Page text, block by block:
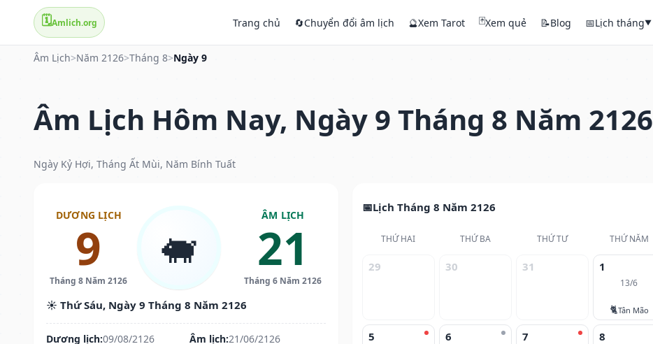
🗓️Amlich.org Trang chủ 🔄Chuyển đổi âm lịch 🔮Xem Tarot 🃏Xem quẻ 📝Blog 📅Lịch tháng▼
Âm Lịch>Năm 2126>Tháng 8>Ngày 9
Âm Lịch Hôm Nay, Ngày 9 Tháng 8 Năm 2126
Ngày Kỷ Hợi, Tháng Ất Mùi, Năm Bính Tuất
DƯƠNG LỊCH
9
Tháng 8 Năm 2126
🐖
ÂM LỊCH
21
Tháng 6 Năm 2126
☀️ Thứ Sáu, Ngày 9 Tháng 8 Năm 2126
Dương lịch:09/08/2126 Âm lịch:21/06/2126
Lịch Tháng 8 Năm 2126
THỨ HAI THỨ BA THỨ TƯ THỨ NĂM
29 30 31 1
13/6
🐈Tân Mão
5 6 7 8